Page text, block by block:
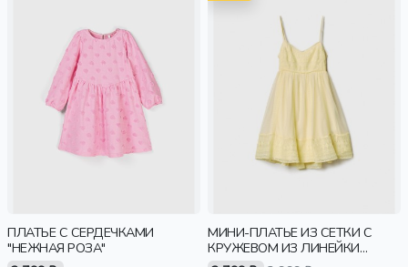
ПЛАТЬЕ С СЕРДЕЧКАМИ
"НЕЖНАЯ РОЗА"
МИНИ-ПЛАТЬЕ ИЗ СЕТКИ С
КРУЖЕВОМ ИЗ ЛИНЕЙКИ
YOUNG